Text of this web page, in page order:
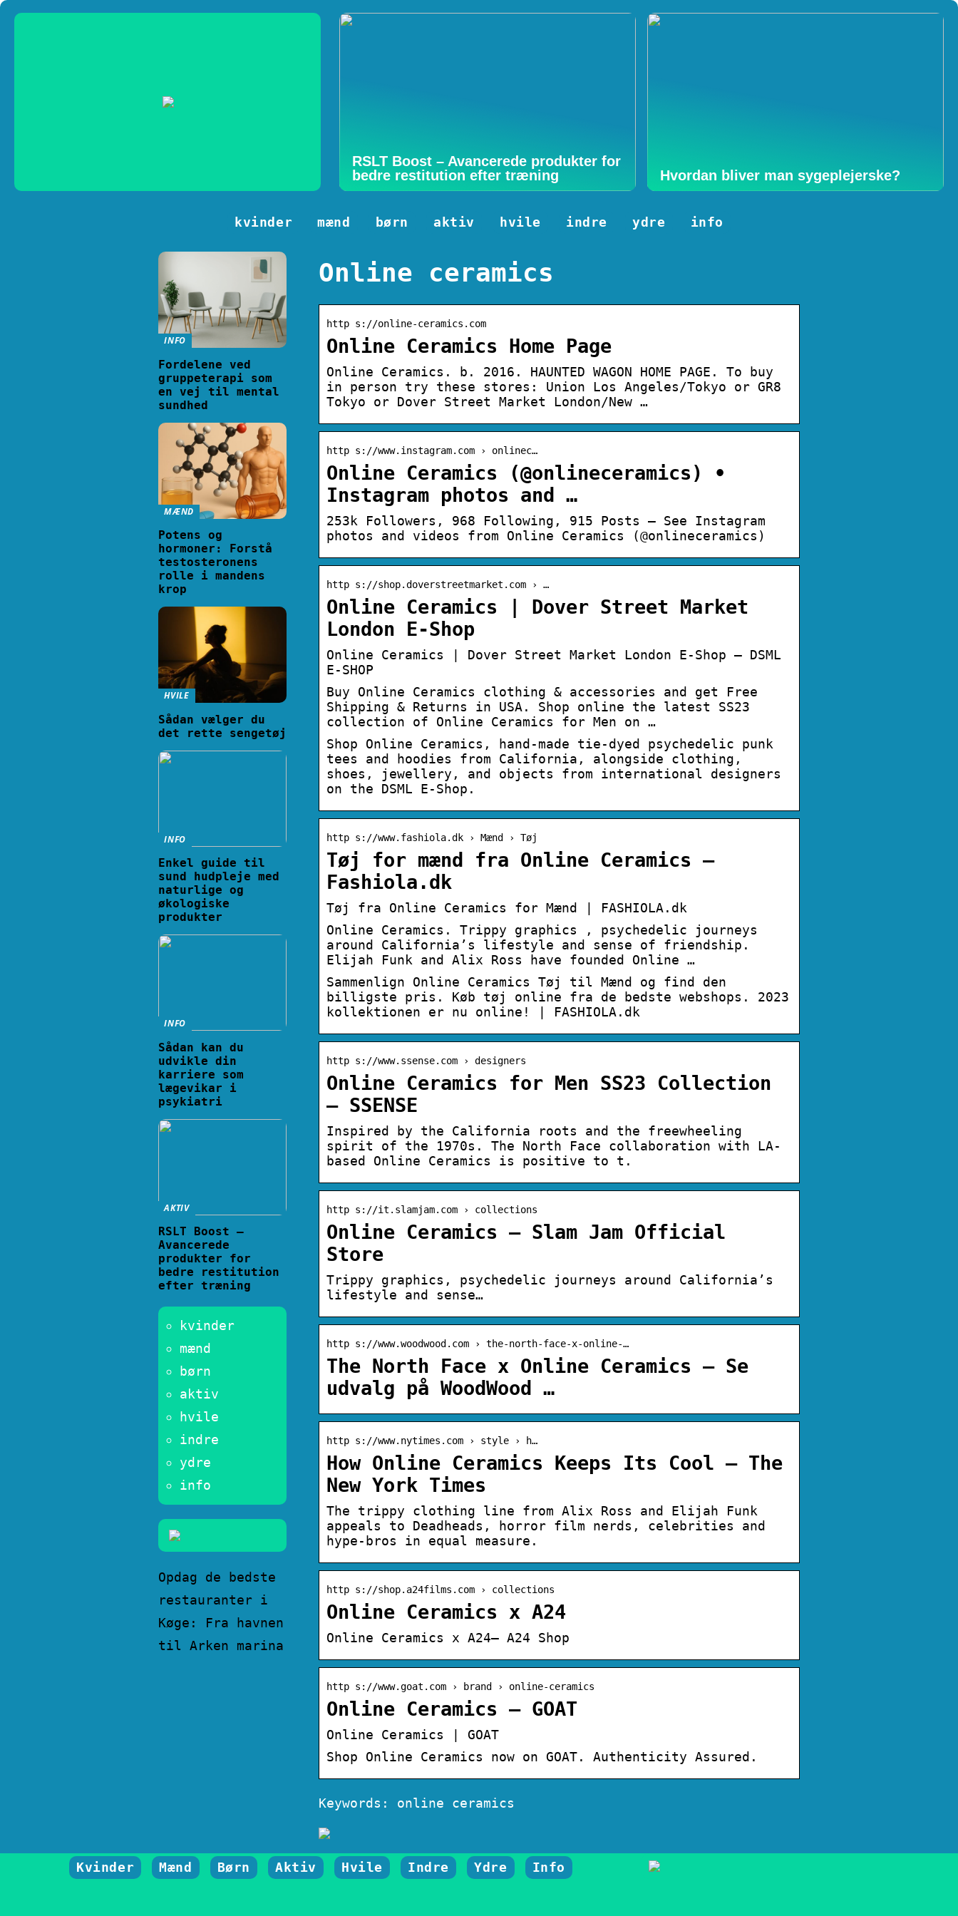
RSLT Boost – Avancerede produkter for
bedre restitution efter træning
Hvordan bliver man sygeplejerske?
kvinder mænd børn aktiv hvile indre ydre info
Online ceramics
http s://online-ceramics.com
Online Ceramics Home Page
Online Ceramics. b. 2016. HAUNTED WAGON HOME PAGE. To buy
in person try these stores: Union Los Angeles/Tokyo or GR8
Tokyo or Dover Street Market London/New …
http s://www.instagram.com › onlinec…
Online Ceramics (@onlineceramics) •
Instagram photos and …
253k Followers, 968 Following, 915 Posts – See Instagram
photos and videos from Online Ceramics (@onlineceramics)
http s://shop.doverstreetmarket.com › …
Online Ceramics | Dover Street Market
London E-Shop
Online Ceramics | Dover Street Market London E-Shop – DSML
E-SHOP
Buy Online Ceramics clothing & accessories and get Free
Shipping & Returns in USA. Shop online the latest SS23
collection of Online Ceramics for Men on …
Shop Online Ceramics, hand-made tie-dyed psychedelic punk
tees and hoodies from California, alongside clothing,
shoes, jewellery, and objects from international designers
on the DSML E-Shop.
http s://www.fashiola.dk › Mænd › Tøj
Tøj for mænd fra Online Ceramics –
Fashiola.dk
Tøj fra Online Ceramics for Mænd | FASHIOLA.dk
Online Ceramics. Trippy graphics , psychedelic journeys
around California’s lifestyle and sense of friendship.
Elijah Funk and Alix Ross have founded Online …
Sammenlign Online Ceramics Tøj til Mænd og find den
billigste pris. Køb tøj online fra de bedste webshops. 2023
kollektionen er nu online! | FASHIOLA.dk
http s://www.ssense.com › designers
Online Ceramics for Men SS23 Collection
– SSENSE
Inspired by the California roots and the freewheeling
spirit of the 1970s. The North Face collaboration with LA-
based Online Ceramics is positive to t.
http s://it.slamjam.com › collections
Online Ceramics – Slam Jam Official
Store
Trippy graphics, psychedelic journeys around California’s
lifestyle and sense…
http s://www.woodwood.com › the-north-face-x-online-…
The North Face x Online Ceramics – Se
udvalg på WoodWood …
http s://www.nytimes.com › style › h…
How Online Ceramics Keeps Its Cool – The
New York Times
The trippy clothing line from Alix Ross and Elijah Funk
appeals to Deadheads, horror film nerds, celebrities and
hype-bros in equal measure.
http s://shop.a24films.com › collections
Online Ceramics x A24
Online Ceramics x A24– A24 Shop
http s://www.goat.com › brand › online-ceramics
Online Ceramics – GOAT
Online Ceramics | GOAT
Shop Online Ceramics now on GOAT. Authenticity Assured.
Keywords: online ceramics
INFO
Fordelene ved
gruppeterapi som
en vej til mental
sundhed
MÆND
Potens og
hormoner: Forstå
testosteronens
rolle i mandens
krop
HVILE
Sådan vælger du
det rette sengetøj
INFO
Enkel guide til
sund hudpleje med
naturlige og
økologiske
produkter
INFO
Sådan kan du
udvikle din
karriere som
lægevikar i
psykiatri
AKTIV
RSLT Boost –
Avancerede
produkter for
bedre restitution
efter træning
kvinder
mænd
børn
aktiv
hvile
indre
ydre
info
Opdag de bedste
restauranter i
Køge: Fra havnen
til Arken marina
Kvinder Mænd Børn Aktiv Hvile Indre Ydre Info